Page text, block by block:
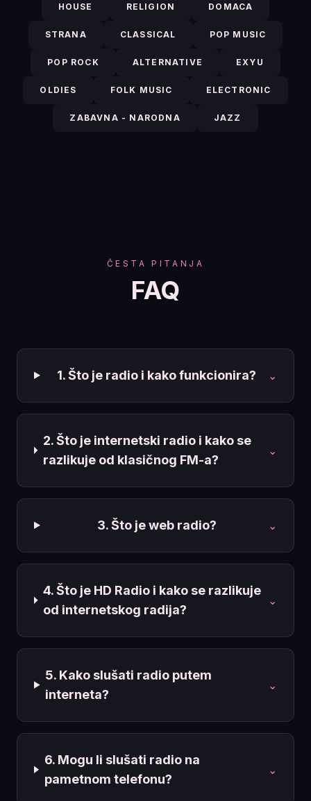
HOUSE RELIGION DOMACA
STRANA CLASSICAL POP MUSIC
POP ROCK ALTERNATIVE EXYU
OLDIES FOLK MUSIC ELECTRONIC
ZABAVNA - NARODNA JAZZ
ČESTA PITANJA
FAQ
1. Što je radio i kako funkcionira? ⌄
2. Što je internetski radio i kako se
razlikuje od klasičnog FM-a?
⌄
3. Što je web radio? ⌄
4. Što je HD Radio i kako se razlikuje
od internetskog radija?
⌄
5. Kako slušati radio putem
interneta?
⌄
6. Mogu li slušati radio na
pametnom telefonu?
⌄